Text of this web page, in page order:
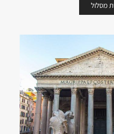
מסלול